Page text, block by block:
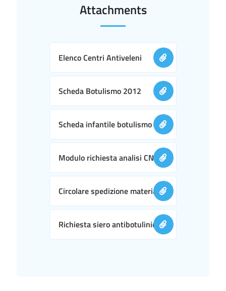
Attachments
Elenco Centri Antiveleni
Scheda Botulismo 2012
Scheda infantile botulismo
Modulo richiesta analisi CNRB
Circolare spedizione materiale.
Richiesta siero antibotulinico